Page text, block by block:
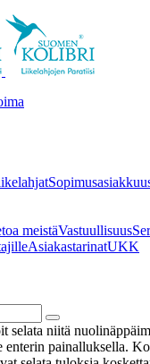
meistäVastuullisuus
AsiakastarinatUKK
selata niitä
painalluksella.